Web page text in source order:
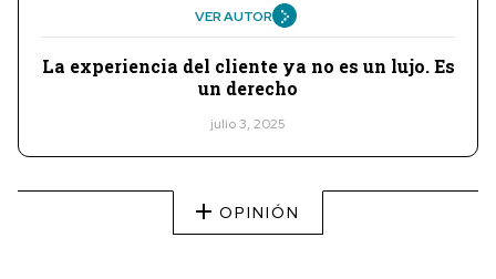
VER AUTOR
La experiencia del cliente ya no es un lujo. Es
un derecho
julio 3, 2025
OPINIÓN